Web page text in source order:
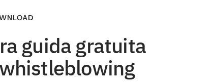
guida gratuita